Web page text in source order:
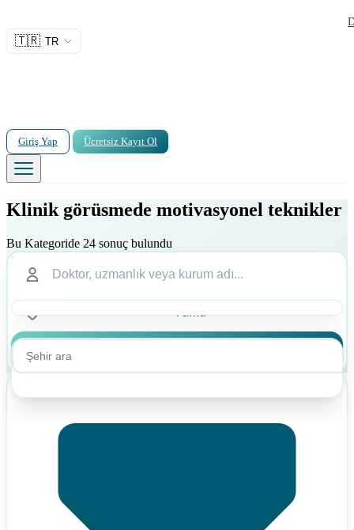
🇹🇷 TR
Giriş Yap Ücretsiz Kayıt Ol
Klinik görüsmede motivasyonel teknikler
Bu Kategoride 24 sonuç bulundu